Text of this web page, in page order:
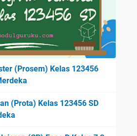
(Prosem) Kelas 123456
(Prota) Kelas 123456 SD